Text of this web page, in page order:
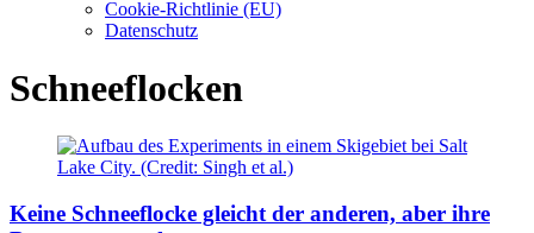
Cookie-Richtlinie (EU)
Datenschutz
Schneeflocken
Keine Schneeflocke gleicht der anderen, aber ihre